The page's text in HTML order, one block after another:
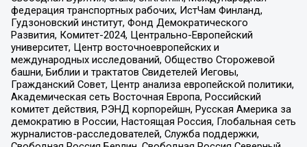
федерация транспортных рабочих, ИстЧам Финланд,
Гудзоновский институт, Фонд Демократического
Развития, Комитет-2024, Центрально-Европейский
университет, Центр восточноевропейских и
международных исследований, Общество Сторожевой
башни, Библии и трактатов Свидетелей Иеговы,
Гражданский Совет, Центр анализа европейской политики,
Академическая сеть Восточная Европа, Российский
комитет действия, РЭНД корпорейшн, Русская Америка за
демократию в России, Настоящая Россия, Глобальная сеть
журналистов-расследователей, Служба поддержки,